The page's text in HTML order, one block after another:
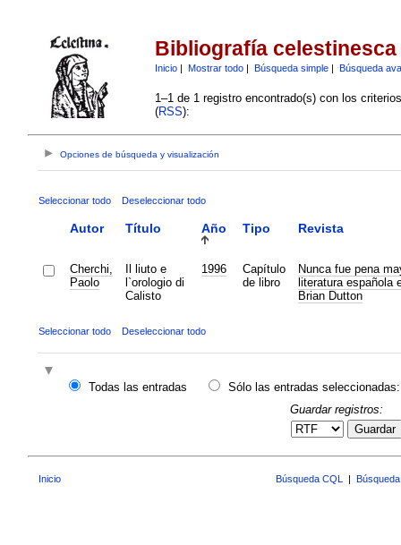
Bibliografía celestinesca
Inicio| Mostrar todo| Búsqueda simple| Búsqueda
1–1 de 1 registro encontrado(s) con los
(RSS):
Opciones de búsqueda y visualización
Seleccionar todo Deseleccionar todo
Autor Título Año Tipo Revista
Cherchi,
Paolo
Il liuto e
l`orologio di
Calisto
1996
Capítulo
de libro
Nunca fue pena
literatura española
Brian Dutton
Seleccionar todo Deseleccionar todo
Todas las entradas
Sólo las entradas seleccionadas:
Guardar registros:
Guardar
Inicio Búsqueda CQL